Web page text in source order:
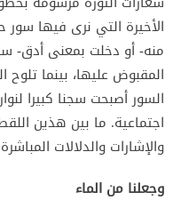
الأخيرة التي نرى فيها
منه- أو دخلت بمعنى أدق-
المقبوض عليها، بينما
السور أصبحت سجنا كبيرا
اجتماعية. ما بين هذين
والإشارات والدلالات
وجعلنا من الماء